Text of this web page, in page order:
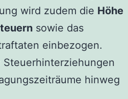
wird zudem die Höhe
sowie das
einbezogen.
hinweg